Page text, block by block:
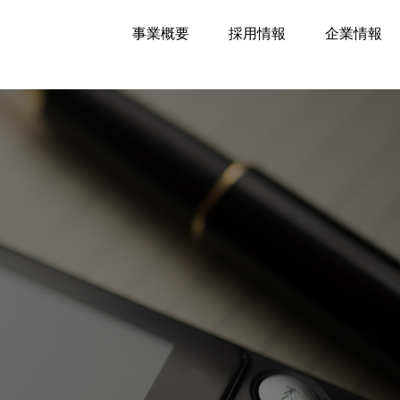
事業概要 採用情報 企業情報